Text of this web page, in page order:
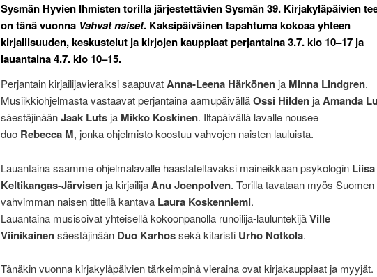
Sysmän Hyvien Ihmisten torilla järjestettävien Sysmän 39. Kirjakyläpäivien
on tänä vuonna Vahvat naiset. Kaksipäiväinen tapahtuma kokoaa yhteen
kirjallisuuden, keskustelut ja kirjojen kauppiaat perjantaina 3.7. klo 10–17 ja
lauantaina 4.7. klo 10–15.
Perjantain kirjailijavieraiksi saapuvatAnna-Leena Härkönenja Minna Lindgren.
Musiikkiohjelmasta vastaavat perjantaina aamupäivälläOssi HildenjaAmanda
säestäjinäänJaak Lutsja Mikko Koskinen. Iltapäivällä lavalle nousee
duo Rebecca M, jonka ohjelmisto koostuu vahvojen naisten lauluista.
Lauantaina saamme ohjelmalavalle haastateltavaksi maineikkaan psykologin Liisa
Keltikangas-Järvisenja kirjailijaAnu Joenpolven. Torilla tavataan myös Suomen
vahvimman naisen titteliä kantava Laura Koskenniemi.
Lauantaina musisoivat yhteisellä kokoonpanolla runoilija-lauluntekijäVille
Viinikainensäestäjinään Duo Karhossekä kitaristi Urho Notkola.
Tänäkin vuonna kirjakyläpäivien tärkeimpinä vieraina ovat kirjakauppiaat ja myyjät.